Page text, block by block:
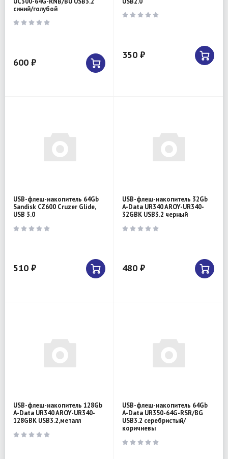
синий/голубой
600 ₽
350 ₽
USB-флеш-накопитель 64Gb
Sandisk CZ600 Cruzer Glide,
USB 3.0
510 ₽
USB-флеш-накопитель 32Gb
A-Data UR340 AROY-UR340-
32GBK USB3.2 черный
480 ₽
USB-флеш-накопитель 128Gb
A-Data UR340 AROY-UR340-
128GBK USB3.2,металл
USB-флеш-накопитель 64Gb
A-Data UR350-64G-RSR/BG
USB3.2 серебристый/
коричневы